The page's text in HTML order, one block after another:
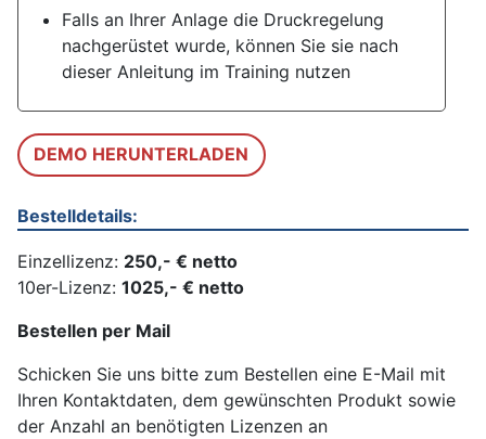
Falls an Ihrer Anlage die Druckregelung
nachgerüstet wurde, können Sie sie nach
dieser Anleitung im Training nutzen
DEMO HERUNTERLADEN
Bestelldetails:
Einzellizenz: 250,- € netto
10er-Lizenz: 1025,- € netto
Bestellen per Mail
Schicken Sie uns bitte zum Bestellen eine E-Mail mit
Ihren Kontaktdaten, dem gewünschten Produkt sowie
der Anzahl an benötigten Lizenzen an